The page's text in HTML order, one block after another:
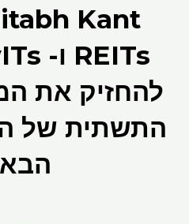
להחזיק את
התשתית של